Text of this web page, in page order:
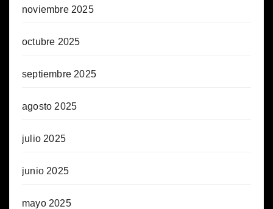
noviembre 2025
octubre 2025
septiembre 2025
agosto 2025
julio 2025
junio 2025
mayo 2025